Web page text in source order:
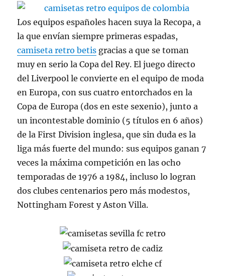
Los equipos españoles hacen suya la Recopa, a
la que envían siempre primeras espadas,
camiseta retro betis gracias a que se toman
muy en serio la Copa del Rey. El juego directo
del Liverpool le convierte en el equipo de moda
en Europa, con sus cuatro entorchados en la
Copa de Europa (dos en este sexenio), junto a
un incontestable dominio (5 títulos en 6 años)
de la First Division inglesa, que sin duda es la
liga más fuerte del mundo: sus equipos ganan 7
veces la máxima competición en las ocho
temporadas de 1976 a 1984, incluso lo logran
dos clubes centenarios pero más modestos,
Nottingham Forest y Aston Villa.